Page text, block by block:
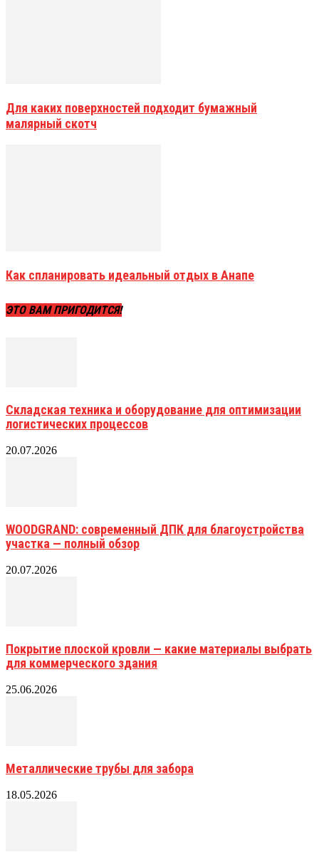
Для каких поверхностей подходит бумажный
малярный скотч
Как спланировать идеальный отдых в Анапе
ЭТО ВАМ ПРИГОДИТСЯ!
Складская техника и оборудование для оптимизации
логистических процессов
20.07.2026
WOODGRAND: современный ДПК для благоустройства
участка — полный обзор
20.07.2026
Покрытие плоской кровли — какие материалы выбрать
для коммерческого здания
25.06.2026
Металлические трубы для забора
18.05.2026